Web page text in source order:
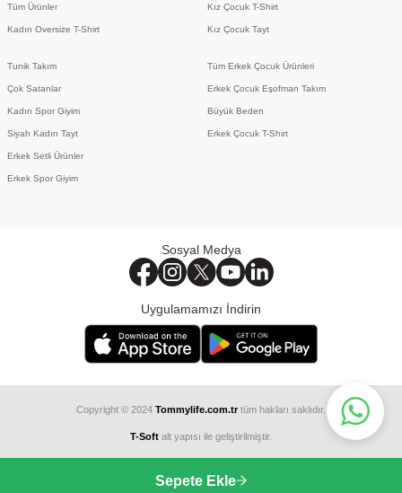
Sepete Ekle
Sosyal Medya
Uygulamamızı İndirin
Tüm Ürünler
Kadın Oversize T-Shirt
Tunik Takım
Çok Satanlar
Kadın Spor Giyim
Siyah Kadın Tayt
Erkek Setli Ürünler
Erkek Spor Giyim
Kız Çocuk T-Shirt
Kız Çocuk Tayt
Tüm Erkek Çocuk Ürünleri
Erkek Çocuk Eşofman Takım
Büyük Beden
Erkek Çocuk T-Shirt
Copyright © 2024 Tommylife.com.trtüm hakları saklıdır.
T-Soft alt yapısı ile geliştirilmiştir.